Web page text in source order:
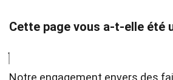
Cette page vous a-t-elle été
Notre engagement envers des